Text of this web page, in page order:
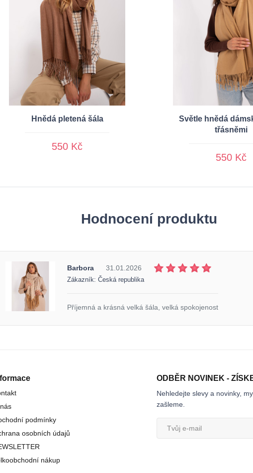
Hnědá pletená šála
550 Kč
Světle hnědá
třásněmi
550 Kč
Hodnocení produktu
Barbora 31.01.2026
Zákazník: Česká republika
Příjemná a krásná velká šála, velká spokojenost
podmínky
osobních údajů
nákup
ODBĚR NOVINEK -
Nehledejte slevy a novinky,
zašleme.